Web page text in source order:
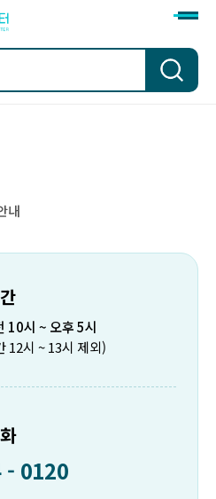
검
색
내
10시 ~ 오후 5시
12시 ~ 13시 제외)
- 0120